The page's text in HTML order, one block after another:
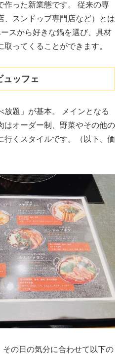
作った新業態です。 従来の専
、スンドゥブ専門店など）とは
スから好きな鍋を選び、具材
ってくることができます。
ュッフェ
放題」が基本。 メインとなる
はオーダー制、野菜やその他の
行くスタイルです。（以下、価
その日の気分に合わせて以下の